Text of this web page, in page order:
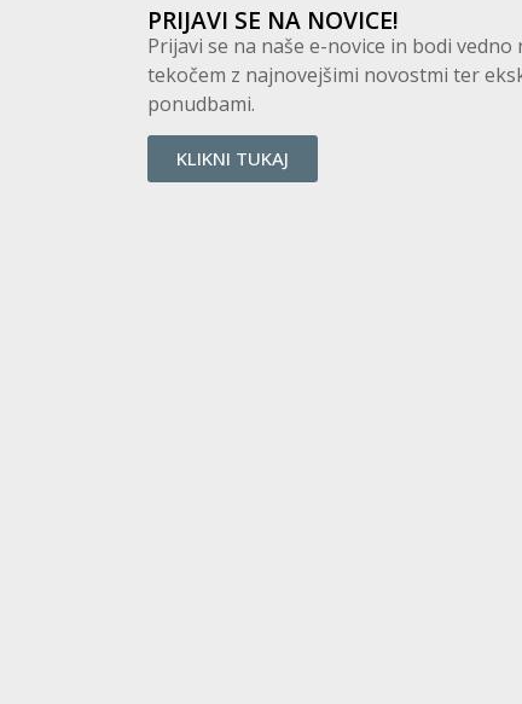
PRIJAVI SE NA NOVICE!
Prijavi se na naše e-novice in bodi vedno
tekočem z najnovejšimi novostmi ter
ponudbami.
KLIKNI TUKAJ